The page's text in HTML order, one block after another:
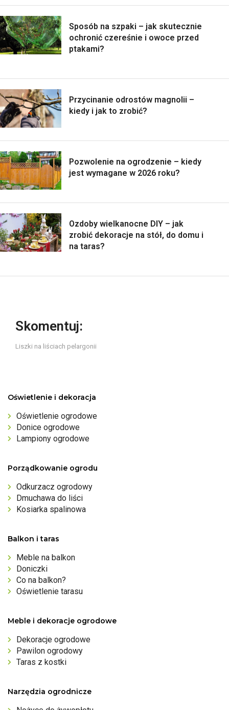
Sposób na szpaki – jak skutecznie
ochronić czereśnie i owoce przed
ptakami?
Przycinanie odrostów magnolii –
kiedy i jak to zrobić?
Pozwolenie na ogrodzenie – kiedy
jest wymagane w 2026 roku?
Ozdoby wielkanocne DIY – jak
zrobić dekoracje na stół, do domu i
na taras?
Skomentuj:
Liszki na liściach pelargonii
Oświetlenie i dekoracja
Oświetlenie ogrodowe
Donice ogrodowe
Lampiony ogrodowe
Porządkowanie ogrodu
Odkurzacz ogrodowy
Dmuchawa do liści
Kosiarka spalinowa
Balkon i taras
Meble na balkon
Doniczki
Co na balkon?
Oświetlenie tarasu
Meble i dekoracje ogrodowe
Dekoracje ogrodowe
Pawilon ogrodowy
Taras z kostki
Narzędzia ogrodnicze